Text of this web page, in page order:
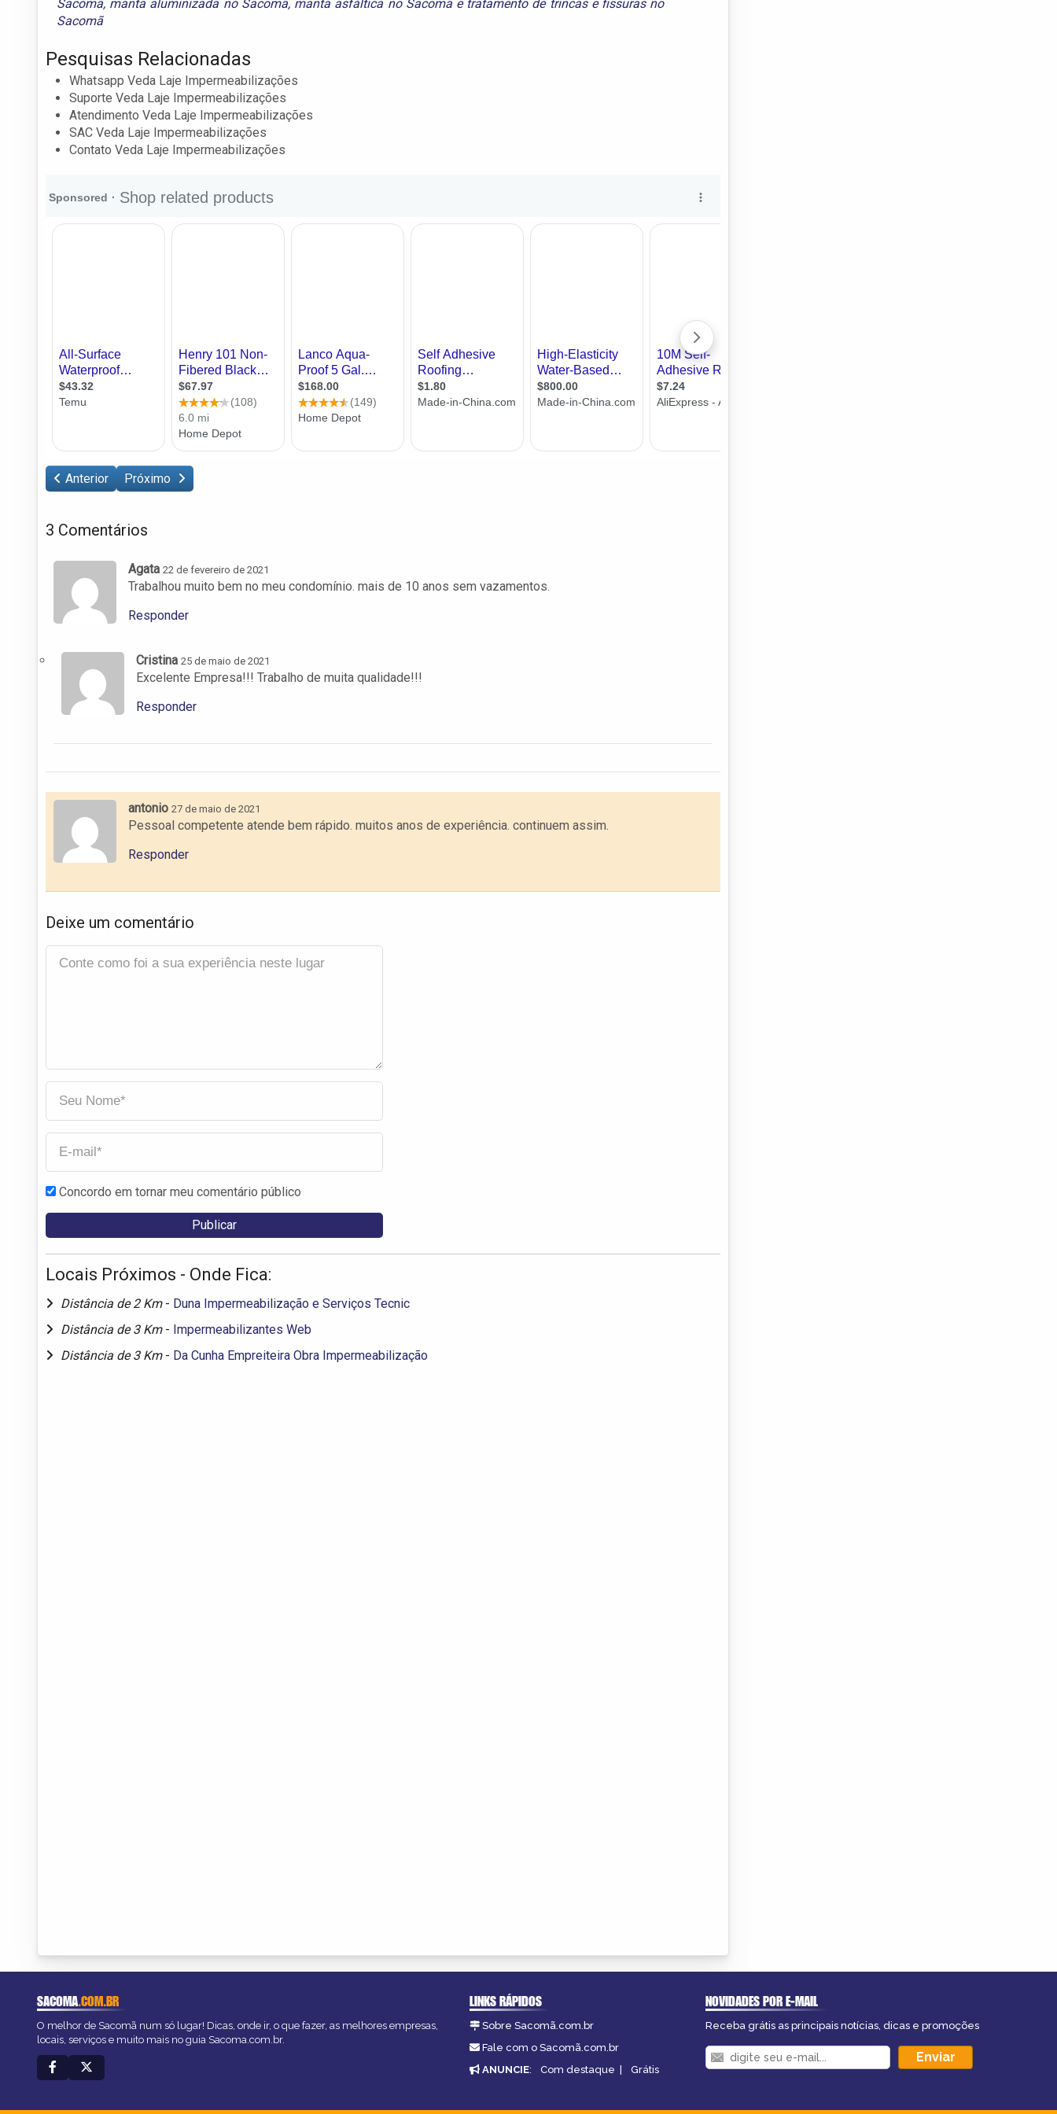
Sacomã, manta aluminizada no Sacomã, manta asfáltica no Sacomãe tratamento de trincas e fissuras no
Sacomã
Pesquisas Relacionadas
Whatsapp Veda Laje Impermeabilizações
Suporte Veda Laje Impermeabilizações
Atendimento Veda Laje Impermeabilizações
SAC Veda Laje Impermeabilizações
Contato Veda Laje Impermeabilizações
Anterior Próximo
3 Comentários
Agata 22 de fevereiro de 2021
Trabalhou muito bem no meu condomínio. mais de 10 anos sem vazamentos.
Responder
Cristina 25 de maio de 2021
Excelente Empresa!!! Trabalho de muita qualidade!!!
Responder
antonio 27 de maio de 2021
Pessoal competente atende bem rápido. muitos anos de experiência. continuem assim.
Responder
Deixe um comentário
Concordo em tornar meu comentário público
Locais Próximos - Onde Fica:
Distância de 2 Km - Duna Impermeabilização e Serviços Tecnic
Distância de 3 Km - Impermeabilizantes Web
Distância de 3 Km - Da Cunha Empreiteira Obra Impermeabilização
SACOMA.COM.BR
O melhor de Sacomã num só lugar! Dicas, onde ir, o que fazer, as melhores empresas,
locais, serviços e muito mais no guia Sacoma.com.br.
LINKS RÁPIDOS
Sobre Sacomã.com.br
Fale com o Sacomã.com.br
ANUNCIE: Com destaque | Grátis
NOVIDADES POR E-MAIL
Receba grátis as principais notícias, dicas e promoções